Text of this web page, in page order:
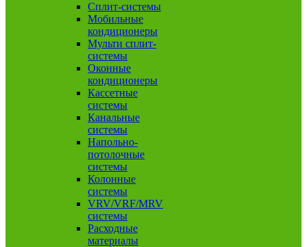
Сплит-системы
Мобильные
кондиционеры
Мульти сплит-
системы
Оконные
кондиционеры
Кассетные
системы
Канальные
системы
Напольно-
потолочные
системы
Колонные
системы
VRV/VRF/MRV
системы
Расходные
материалы